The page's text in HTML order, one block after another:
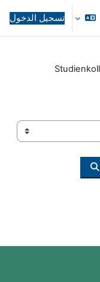
تسجيل الدخول
البحث في المقررات